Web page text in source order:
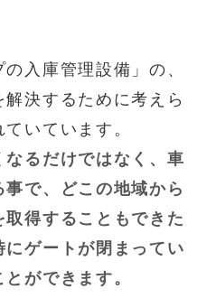
入庫管理設備」の、
決するために考えら
いています。
なるだけではなく、車
で、どこの地域から
得することもできた
にゲートが閉まってい
ができます。